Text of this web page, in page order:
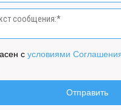
с условиями